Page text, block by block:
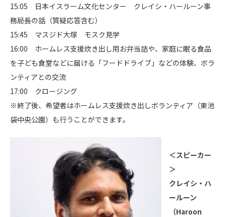
15:05 日本イスラーム文化センター クレイシ・ハールーン事
務局長の話（質疑応答含む）
15:45 マスジド大塚 モスク見学
16:00 ホームレス支援炊き出し用お弁当詰や、家庭に眠る食品
を子ども食堂などに届ける「フードドライブ」などの体験、ボラ
ンティアとの交流
17:00 クロージング
※終了後、希望者はホームレス支援炊き出しボランティア（東池
袋中央公園）も行うことができます。
＜スピーカー
＞
クレイシ・ハ
ールーン
（Haroon